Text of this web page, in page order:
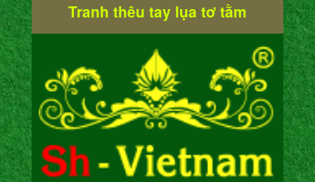
Tranh thêu tay lụa tơ tằm